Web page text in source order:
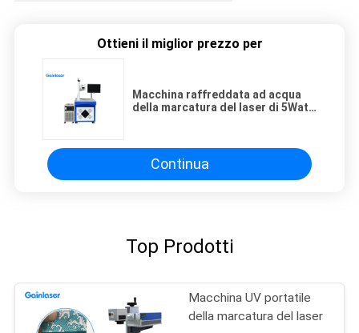
Ottieni il miglior prezzo per
Macchina raffreddata ad acqua
della marcatura del laser di 5Watt
Continua
Top Prodotti
Macchina UV portatile
della marcatura del laser